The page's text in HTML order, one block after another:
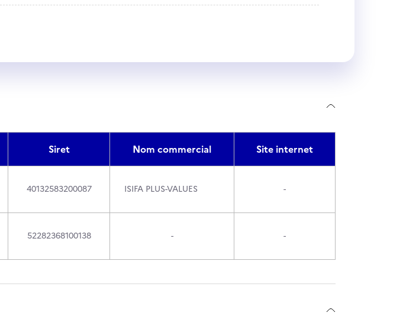
Siret Nom commercial Site internet
40132583200087 ISIFA PLUS-VALUES -
52282368100138 - -